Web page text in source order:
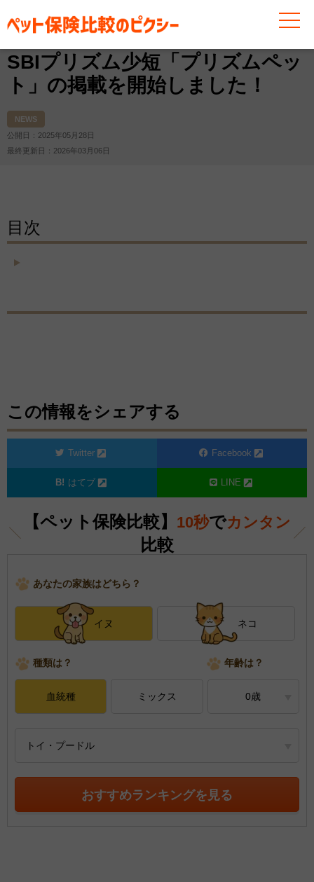
お役立ち情報 その他 お知らせ SBIプリ
SBIプリズム少短「プリズムペッ
ト」の掲載を開始しました！
NEWS
公開日：2025年05月28日
最終更新日：2026年03月06日
目次
この情報をシェアする
Twitter Facebook
はてブ LINE
【ペット保険比較】 10秒でカンタン
比較
あなたの家族はどちら？
イヌ ネコ
種類は？ 年齢は？
血統種 ミックス 0歳
トイ・プードル
おすすめランキングを見る